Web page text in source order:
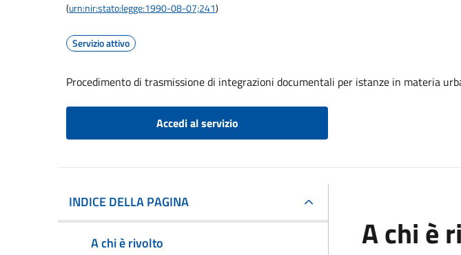
(urn:nir:stato:legge:1990-08-07;241)
Servizio attivo
Procedimento di trasmissione di integrazioni documentali per istanze in materia
Accedi al servizio
INDICE DELLA PAGINA
A chi è rivolto
A chi è